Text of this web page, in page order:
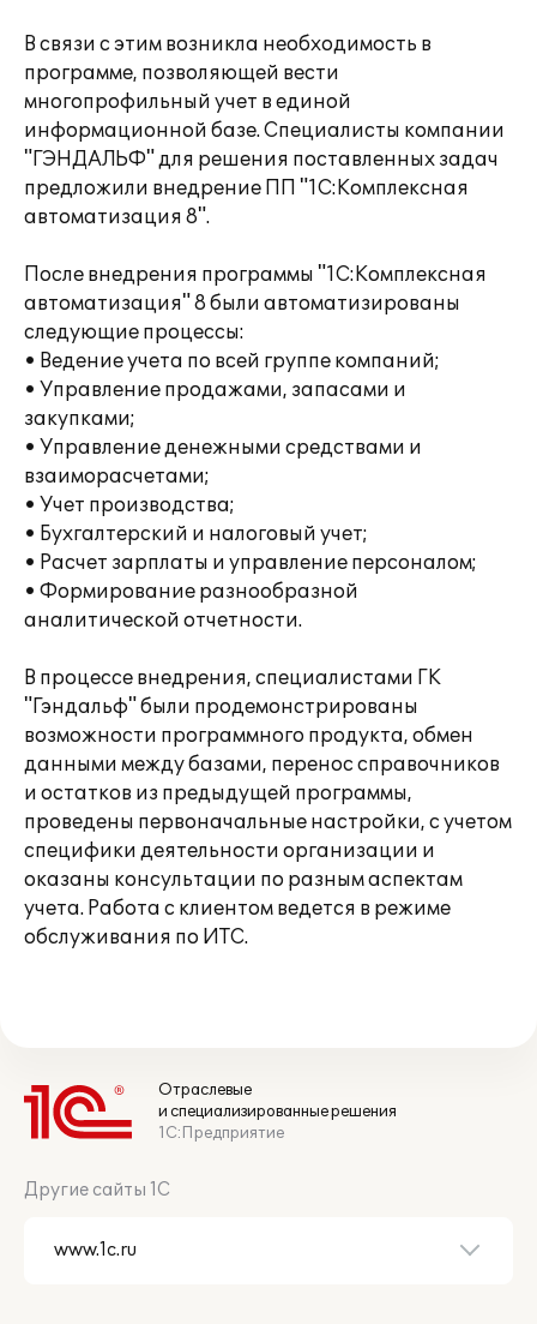
В связи с этим возникла необходимость в
программе, позволяющей вести
многопрофильный учет в единой
информационной базе. Специалисты компании
"ГЭНДАЛЬФ" для решения поставленных задач
предложили внедрение ПП "1С:Комплексная
автоматизация 8".
После внедрения программы "1С:Комплексная
автоматизация" 8 были автоматизированы
следующие процессы:
• Ведение учета по всей группе компаний;
• Управление продажами, запасами и
закупками;
• Управление денежными средствами и
взаиморасчетами;
• Учет производства;
• Бухгалтерский и налоговый учет;
• Расчет зарплаты и управление персоналом;
• Формирование разнообразной
аналитической отчетности.
В процессе внедрения, специалистами ГК
"Гэндальф" были продемонстрированы
возможности программного продукта, обмен
данными между базами, перенос справочников
и остатков из предыдущей программы,
проведены первоначальные настройки, с учетом
специфики деятельности организации и
оказаны консультации по разным аспектам
учета. Работа с клиентом ведется в режиме
обслуживания по ИТС.
Отраслевые
и специализированные решения
1С:Предприятие
Другие сайты 1С